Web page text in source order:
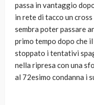
passa in vantaggio
in rete di tacco un
sembra poter passare
primo tempo dopo che
stoppato i tentativi
nella ripresa con una
al 72esimo condanna i